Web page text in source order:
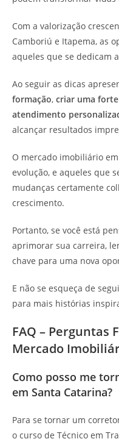
Com a valorização
Camboriú e Itapema, as
aqueles que se dedicam
Ao seguir as dicas
formação, criar uma
atendimento
alcançar resultados
O mercado imobiliário
evolução, e aqueles que
mudanças certamente
crescimento.
Portanto, se você está
aprimorar sua carreira,
chave para uma nova
E não se esqueça de
para mais histórias
FAQ – Perguntas
Mercado
Como posso me
em Santa Catarina?
Para se tornar um
o curso de Técnico em